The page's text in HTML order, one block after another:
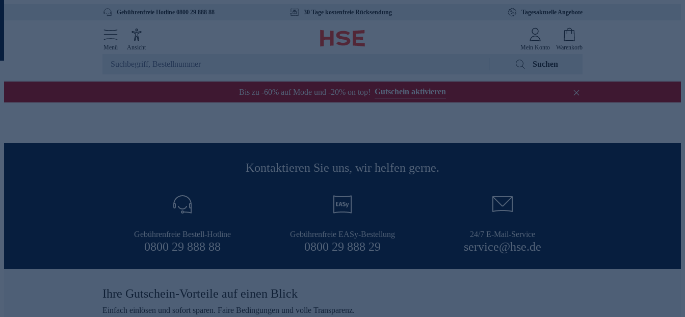
Gebührenfreie Hotline 0800 29 888 88 30 Tage kostenfreie Rücksendung Tagesaktuelle Angebote
Menü Ansicht Mein Konto Warenkorb
Suchen
Bis zu -60% auf Mode und -20% on top! Gutschein aktivieren
Kontaktieren Sie uns, wir helfen gerne.
Gebührenfreie Bestell-Hotline
0800 29 888 88
Gebührenfreie EASy-Bestellung
0800 29 888 29
24/7 E-Mail-Service
service@hse.de
Ihre Gutschein-Vorteile auf einen Blick
Einfach einlösen und sofort sparen. Faire Bedingungen und volle Transparenz.